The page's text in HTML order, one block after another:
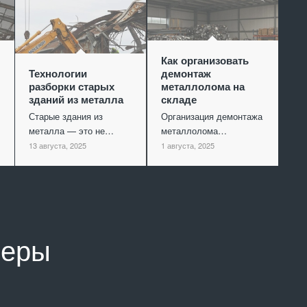
Технологии
разборки старых
зданий из металла
Старые здания из
металла — это не…
13 августа, 2025
Как организовать
демонтаж
металлолома на
складе
Организация демонтажа
металлолома…
1 августа, 2025